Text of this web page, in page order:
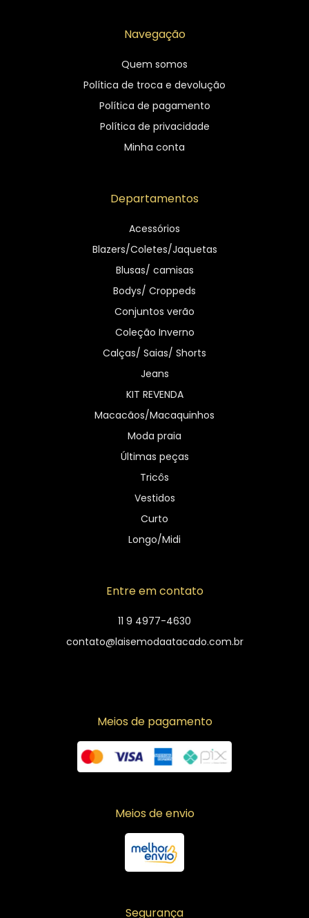
Navegação
Quem somos
Política de troca e devolução
Política de pagamento
Política de privacidade
Minha conta
Departamentos
Acessórios
Blazers/Coletes/Jaquetas
Blusas/ camisas
Bodys/ Croppeds
Conjuntos verão
Coleção Inverno
Calças/ Saias/ Shorts
Jeans
KIT REVENDA
Macacãos/Macaquinhos
Moda praia
Últimas peças
Tricôs
Vestidos
Curto
Longo/Midi
Entre em contato
11 9 4977-4630
contato@laisemodaatacado.com.br
Meios de pagamento
Meios de envio
Segurança